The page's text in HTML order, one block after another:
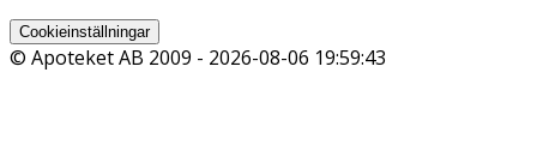
Cookieinställningar
© Apoteket AB 2009 - 2026-08-06 19:59:43